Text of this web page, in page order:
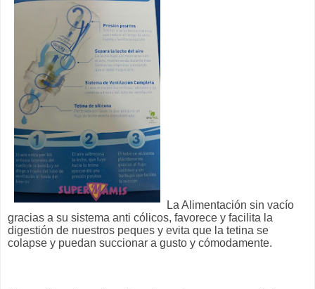
La Alimentación sin vacío
gracias a su sistema anti cólicos, favorece y facilita la
digestión de nuestros peques y evita que la tetina se
colapse y puedan succionar a gusto y cómodamente.